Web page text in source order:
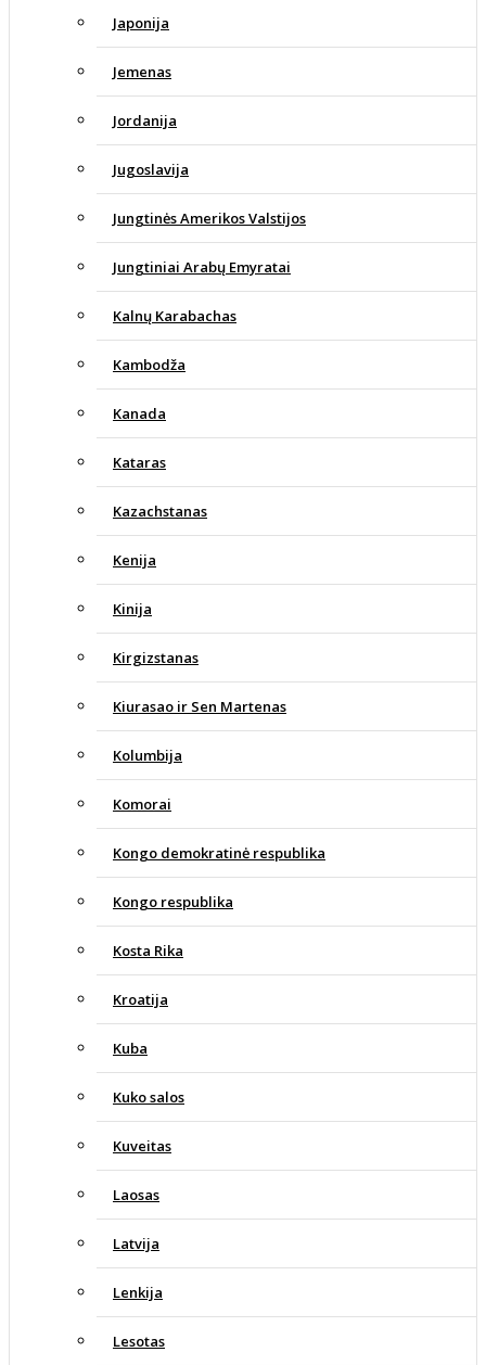
Japonija
Jemenas
Jordanija
Jugoslavija
Jungtinės Amerikos Valstijos
Jungtiniai Arabų Emyratai
Kalnų Karabachas
Kambodža
Kanada
Kataras
Kazachstanas
Kenija
Kinija
Kirgizstanas
Kiurasao ir Sen Martenas
Kolumbija
Komorai
Kongo demokratinė respublika
Kongo respublika
Kosta Rika
Kroatija
Kuba
Kuko salos
Kuveitas
Laosas
Latvija
Lenkija
Lesotas